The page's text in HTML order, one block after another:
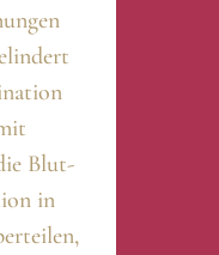
Blut-
in